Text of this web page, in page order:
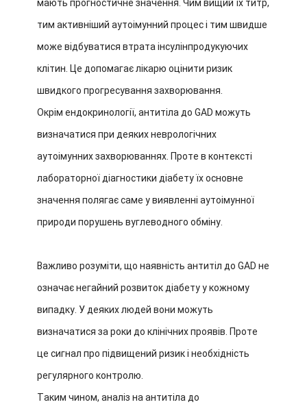
мають прогностичне значення. Чим вищий їх титр,
тим активніший аутоімунний процес і тим швидше
може відбуватися втрата інсулінпродукуючих
клітин. Це допомагає лікарю оцінити ризик
швидкого прогресування захворювання.
Окрім ендокринології, антитіла до GAD можуть
визначатися при деяких неврологічних
аутоімунних захворюваннях. Проте в контексті
лабораторної діагностики діабету їх основне
значення полягає саме у виявленні аутоімунної
природи порушень вуглеводного обміну.
Важливо розуміти, що наявність антитіл до GAD не
означає негайний розвиток діабету у кожному
випадку. У деяких людей вони можуть
визначатися за роки до клінічних проявів. Проте
це сигнал про підвищений ризик і необхідність
регулярного контролю.
Таким чином, аналіз на антитіла до